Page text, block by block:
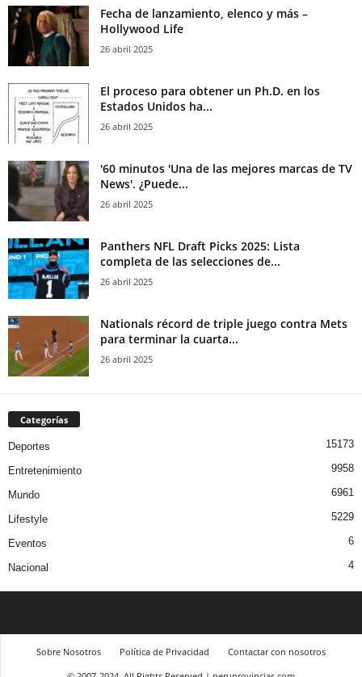
Fecha de lanzamiento, elenco y más –
Hollywood Life
26 abril 2025
El proceso para obtener un Ph.D. en los
Estados Unidos ha...
26 abril 2025
'60 minutos 'Una de las mejores marcas de TV
News'. ¿Puede...
26 abril 2025
Panthers NFL Draft Picks 2025: Lista
completa de las selecciones de...
26 abril 2025
Nationals récord de triple juego contra Mets
para terminar la cuarta...
26 abril 2025
Categorías
Deportes 15173
Entretenimiento 9958
Mundo 6961
Lifestyle 5229
Eventos 6
Nacional 4
Sobre Nosotros Política de Privacidad
Contactar con nosotros